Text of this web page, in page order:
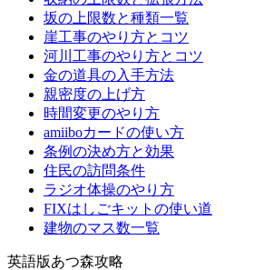
坂の上限数と種類一覧
崖工事のやり方とコツ
河川工事のやり方とコツ
金の道具の入手方法
親密度の上げ方
時間変更のやり方
amiiboカードの使い方
条例の決め方と効果
住民の訪問条件
ラジオ体操のやり方
FIXはしごキットの使い道
建物のマス数一覧
英語版あつ森攻略